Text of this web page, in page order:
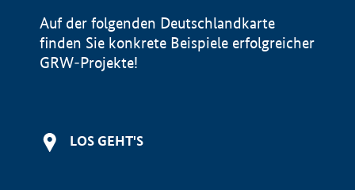
Auf der folgenden Deutschlandkarte
finden Sie konkrete Beispiele erfolgreicher
GRW-Projekte!
LOS GEHT'S